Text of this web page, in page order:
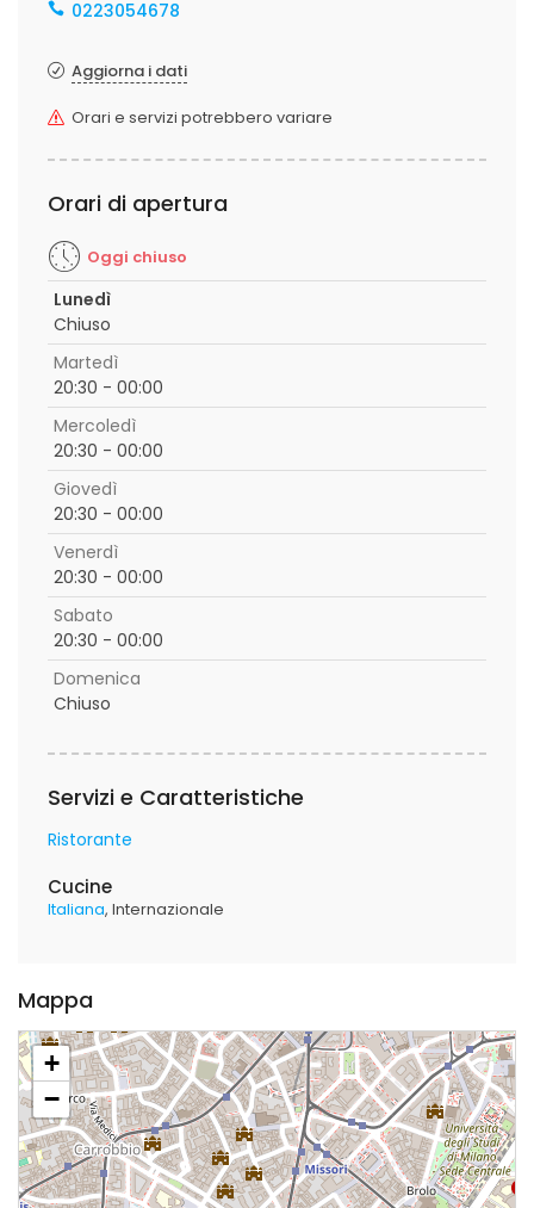
0223054678
Aggiorna i dati
Orari e servizi potrebbero variare
Orari di apertura
Oggi chiuso
Lunedì
Chiuso
Martedì
20:30 - 00:00
Mercoledì
20:30 - 00:00
Giovedì
20:30 - 00:00
Venerdì
20:30 - 00:00
Sabato
20:30 - 00:00
Domenica
Chiuso
Servizi e Caratteristiche
Ristorante
Cucine
Italiana Internazionale
Mappa
+
−